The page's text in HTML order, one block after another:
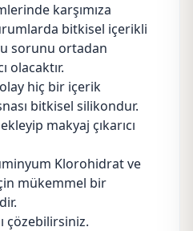
karşımıza
bitkisel içerikli
sorunu ortadan
olacaktır.
hiç bir içerik
bitkisel silikondur.
makyaj çıkarıcı
Klorohidrat ve
mükemmel bir
çözebilirsiniz.